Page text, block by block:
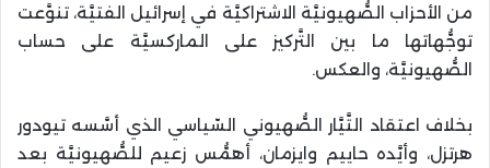
من الأحزاب الصُّهيونيَّة الاشتراكيَّة في إسرائيل الفتيَّة، تنوَّعت
توجُّهاتها ما بين التَّركيز على الماركسيَّة على حساب
الصُّهيونيَّة، والعكس.
بخلاف اعتقاد التَّيَّار الصُّهيوني السّياسي الذي أسَّسه تيودور
هرتزل، وأيَّده حاييم وايزمان، أهمُّس زعيم للصُّهيونيَّة بعد